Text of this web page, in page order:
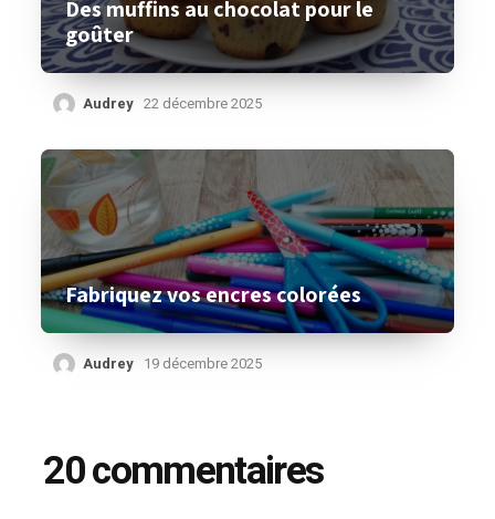
Des muffins au chocolat pour le
goûter
Audrey 22 décembre 2025
Fabriquez vos encres colorées
Audrey 19 décembre 2025
20 commentaires